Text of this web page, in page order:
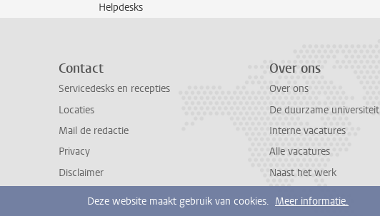
Helpdesks
Contact
Servicedesks en recepties
Locaties
Mail de redactie
Privacy
Disclaimer
Over ons
Over ons
De duurzame universiteit
Interne vacatures
Alle vacatures
Naast het werk
Deze website maakt gebruik van cookies. Meer informatie.